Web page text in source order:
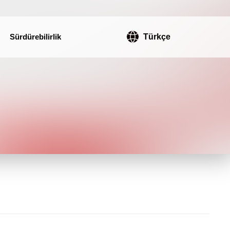
Sürdürebilirlik Türkçe